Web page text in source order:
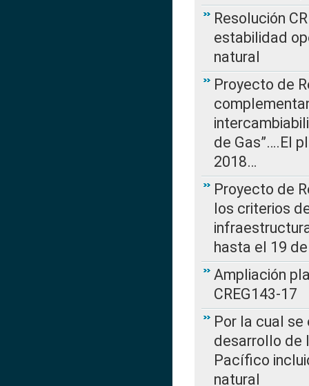
Resolución
estabilidad
natural
Proyecto de
de Gas”….El
2018…
Proyecto de
los criterios
hasta el 19
Ampliación
CREG143-17
Por la cual
desarrollo de
Pacífico
natural